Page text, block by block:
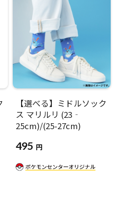
【選べる】ミドルソック
ス マリルリ (23‐
25cm)/(25-27cm)
495 円